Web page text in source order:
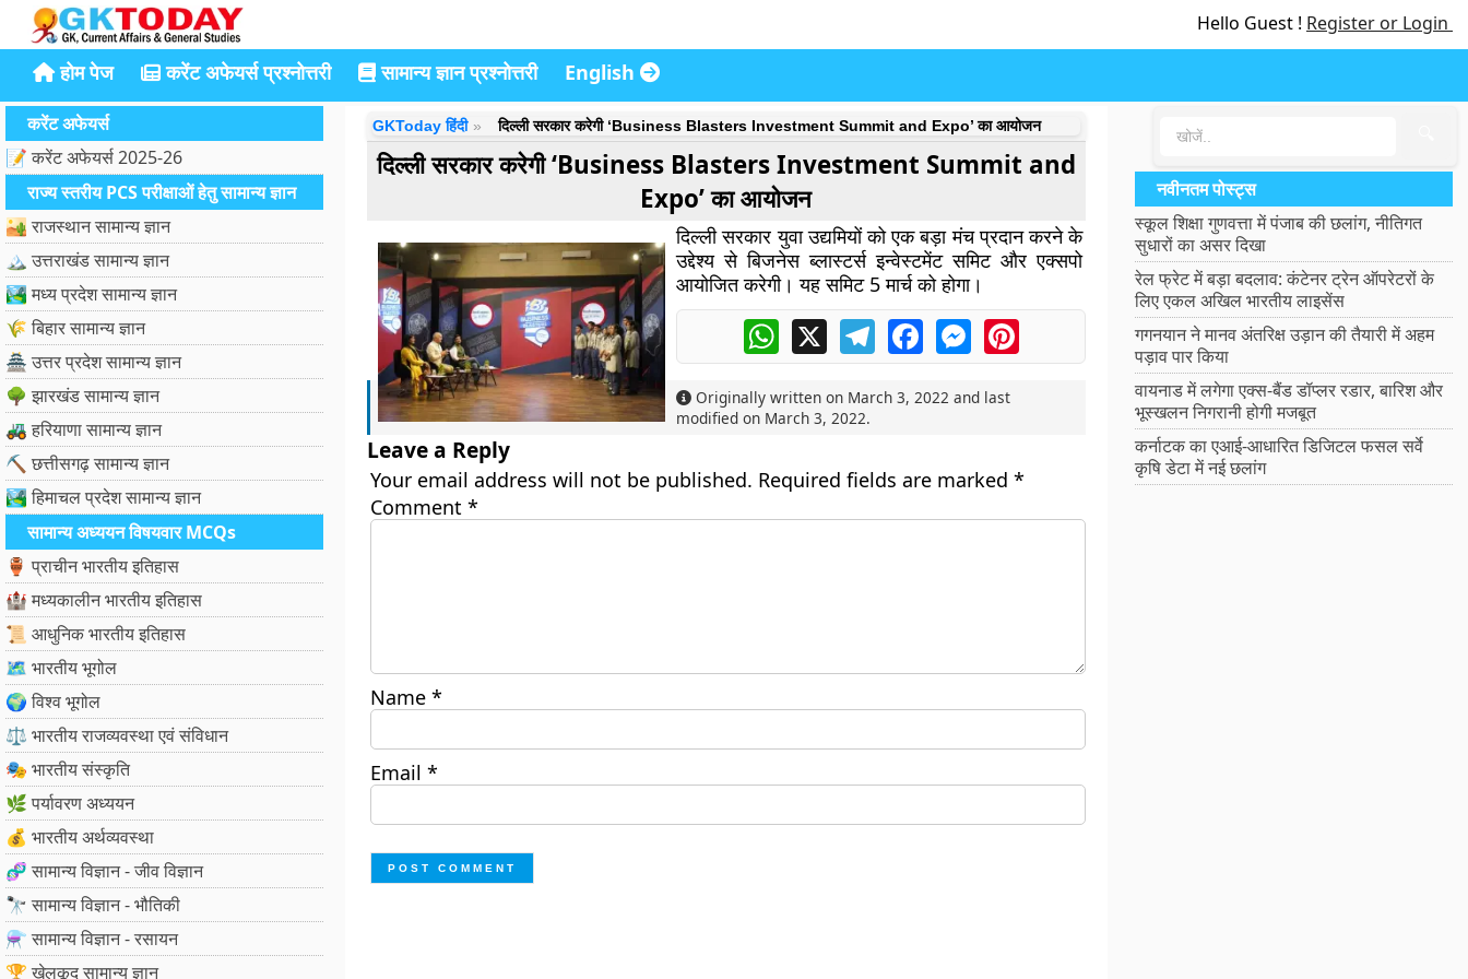
Hello Guest ! Register or Login
होम पेज करेंट अफेयर्स प्रश्नोत्तरी सामान्य ज्ञान प्रश्नोत्तरी English
करेंट अफेयर्स
📝 करेंट अफेयर्स 2025-26
राज्य स्तरीय PCS परीक्षाओं हेतु सामान्य ज्ञान
🏜️ राजस्थान सामान्य ज्ञान
🏔️ उत्तराखंड सामान्य ज्ञान
🏞️ मध्य प्रदेश सामान्य ज्ञान
🌾 बिहार सामान्य ज्ञान
🏯 उत्तर प्रदेश सामान्य ज्ञान
🌳 झारखंड सामान्य ज्ञान
🚜 हरियाणा सामान्य ज्ञान
⛏️ छत्तीसगढ़ सामान्य ज्ञान
🏞️ हिमाचल प्रदेश सामान्य ज्ञान
सामान्य अध्ययन विषयवार MCQs
🏺 प्राचीन भारतीय इतिहास
🏰 मध्यकालीन भारतीय इतिहास
📜 आधुनिक भारतीय इतिहास
🗺️ भारतीय भूगोल
🌍 विश्व भूगोल
⚖️ भारतीय राजव्यवस्था एवं संविधान
🎭 भारतीय संस्कृति
🌿 पर्यावरण अध्ययन
💰 भारतीय अर्थव्यवस्था
🧬 सामान्य विज्ञान - जीव विज्ञान
🔭 सामान्य विज्ञान - भौतिकी
⚗️ सामान्य विज्ञान - रसायन
🏆 खेलकूद सामान्य ज्ञान
GKToday हिंदी दिल्ली सरकार करेगी ‘Business Blasters Investment Summit and Expo’ का आयोजन
दिल्ली सरकार करेगी ‘Business Blasters Investment Summit and
Expo’ का आयोजन
दिल्ली सरकार युवा उद्यमियों को एक बड़ा मंच प्रदान करने के
उद्देश्य से बिजनेस ब्लास्टर्स इन्वेस्टमेंट समिट और एक्सपो
आयोजित करेगी। यह समिट 5 मार्च को होगा।
WhatsApp
X TelegramFacebookMessengerPinterest
Originally written on March 3, 2022 and last
modified on March 3, 2022.
Leave a Reply
Your email address will not be published. Required fields are marked *
Comment *
Name *
Email *
नवीनतम पोस्ट्स
स्कूल शिक्षा गुणवत्ता में पंजाब की छलांग, नीतिगत
सुधारों का असर दिखा
रेल फ्रेट में बड़ा बदलाव: कंटेनर ट्रेन ऑपरेटरों के
लिए एकल अखिल भारतीय लाइसेंस
गगनयान ने मानव अंतरिक्ष उड़ान की तैयारी में अहम
पड़ाव पार किया
वायनाड में लगेगा एक्स-बैंड डॉप्लर रडार, बारिश और
भूस्खलन निगरानी होगी मजबूत
कर्नाटक का एआई-आधारित डिजिटल फसल सर्वे
कृषि डेटा में नई छलांग